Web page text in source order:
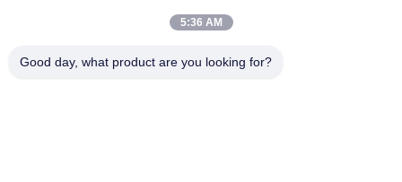
5:36 AM
Good day, what product are you looking for?